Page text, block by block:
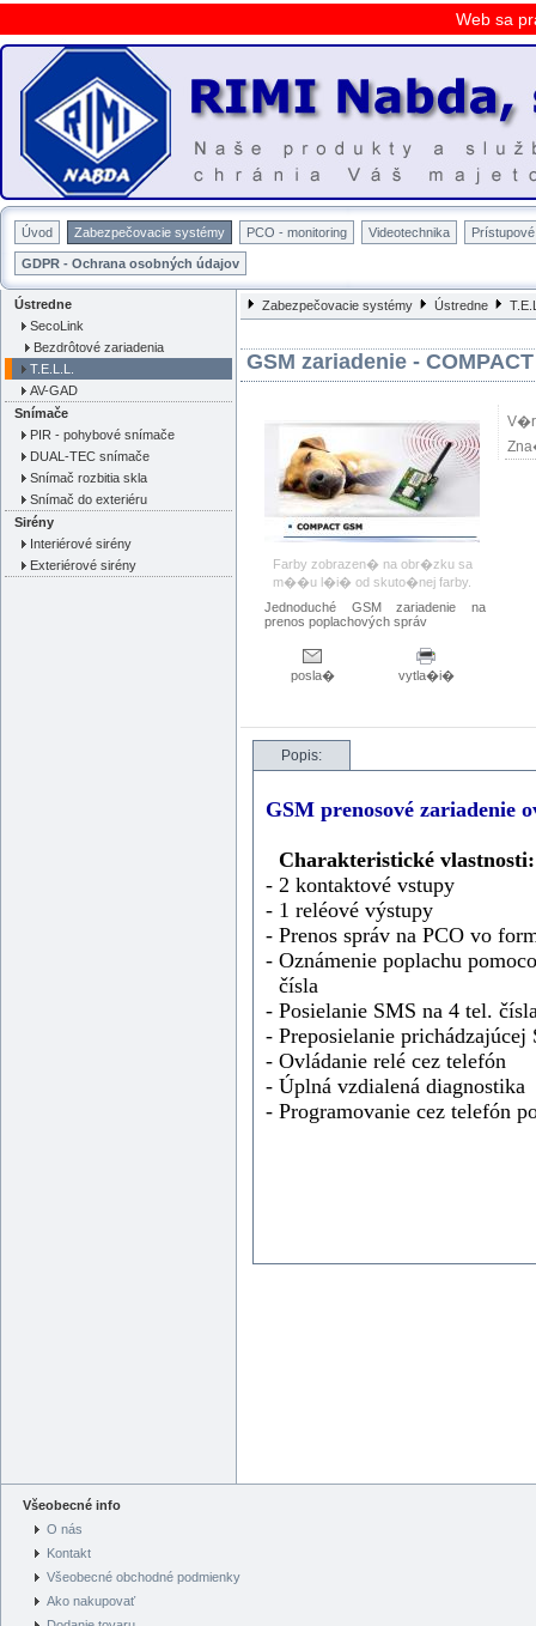
Web sa
Úvod Zabezpečovacie systémy PCO - monitoring Videotechnika
GDPR - Ochrana osobných údajov
Ústredne
SecoLink
Bezdrôtové zariadenia
T.E.L.L.
AV-GAD
Snímače
PIR - pohybové snímače
DUAL-TEC snímače
Snímač rozbitia skla
Snímač do exteriéru
Sirény
Interiérové sirény
Exteriérové sirény
Zabezpečovacie systémy Ústredne
GSM zariadenie -
Farby zobrazen� na obr�zku sa
m��u l�i� od skuto�nej farby.
Jednoduché GSM zariadenie na
prenos poplachových správ
posla� vytla�i�
Popis:
GSM prenosové zariadenie
Charakteristické vlastnosti:
- 2 kontaktové vstupy
- 1 reléové výstupy
- Prenos správ na PCO vo
- Oznámenie poplachu
čísla
- Posielanie SMS na 4 tel.
- Preposielanie prichádzajúcej
- Ovládanie relé cez telefón
- Úplná vzdialená diagnostika
- Programovanie cez telefón
Všeobecné info
O nás
Kontakt
Všeobecné obchodné podmienky
Ako nakupovať